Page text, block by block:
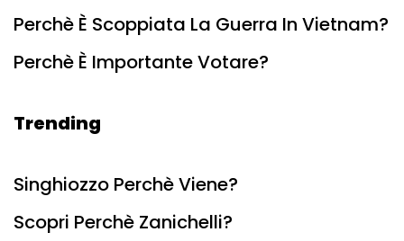
Perchè È Scoppiata La Guerra In Vietnam?
Perchè È Importante Votare?
Trending
Singhiozzo Perchè Viene?
Scopri Perchè Zanichelli?